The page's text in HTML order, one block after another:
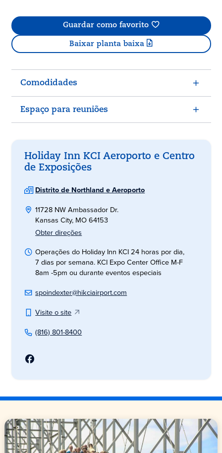
Guardar como favorito
Baixar planta baixa
Comodidades
Espaço para reuniões
Holiday Inn KCI Aeroporto e Centro
de Exposições
Distrito de Northland e Aeroporto
11728 NW Ambassador Dr.
Kansas City, MO 64153
Obter direções
Operações do Holiday Inn KCI 24 horas por dia,
7 dias por semana. KCI Expo Center Office M-F
8am -5pm ou durante eventos especiais
spoindexter@hikciairport.com
Visite o site
(816) 801-8400